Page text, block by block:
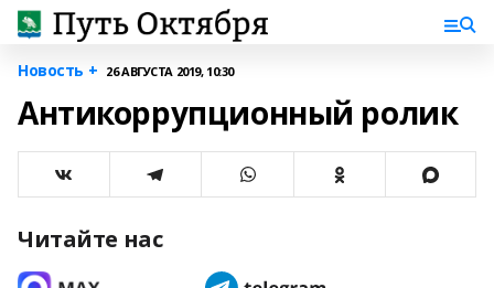
Новость + 26 АВГУСТА 2019, 10:30
Антикоррупционный ролик
Читайте нас